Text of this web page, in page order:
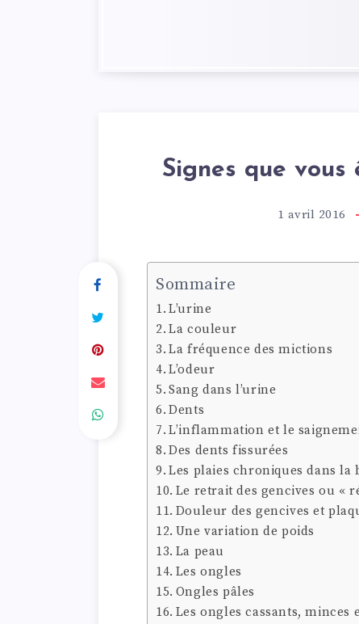
Signes que vous
1 avril 2016
Sommaire
L’urine
La couleur
La fréquence des mictions
L’odeur
Sang dans l’urine
Dents
L’inflammation et le
Des dents fissurées
Les plaies chroniques dans la
Le retrait des gencives ou «
Douleur des gencives et
Une variation de poids
La peau
Les ongles
Ongles pâles
Les ongles cassants, minces